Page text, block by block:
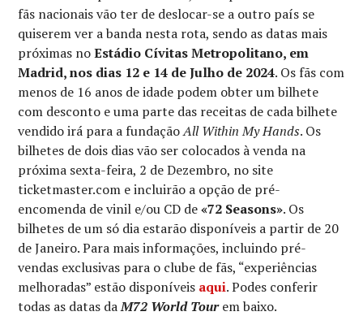
fãs nacionais vão ter de deslocar-se a outro país se
quiserem ver a banda nesta rota, sendo as datas mais
próximas noEstádio Cívitas Metropolitano, em
Madrid, nos dias 12 e 14 de Julho de 2024. Os fãs com
menos de 16 anos de idade podem obter um bilhete
com desconto e uma parte das receitas de cada bilhete
vendido irá para a fundaçãoAll Within My Hands. Os
bilhetes de dois dias vão ser colocados à venda na
próxima sexta-feira, 2 de Dezembro, no site
ticketmaster.com e incluirão a opção de pré-
encomenda de vinil e/ou CD de«72 Seasons». Os
bilhetes de um só dia estarão disponíveis a partir de 20
de Janeiro. Para mais informações, incluindo pré-
vendas exclusivas para o clube de fãs, “experiências
melhoradas” estão disponíveis aqui. Podes conferir
todas as datas daM72 World Tourem baixo.